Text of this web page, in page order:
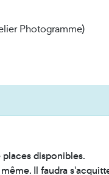
Photogramme)
disponibles.
Il faudra